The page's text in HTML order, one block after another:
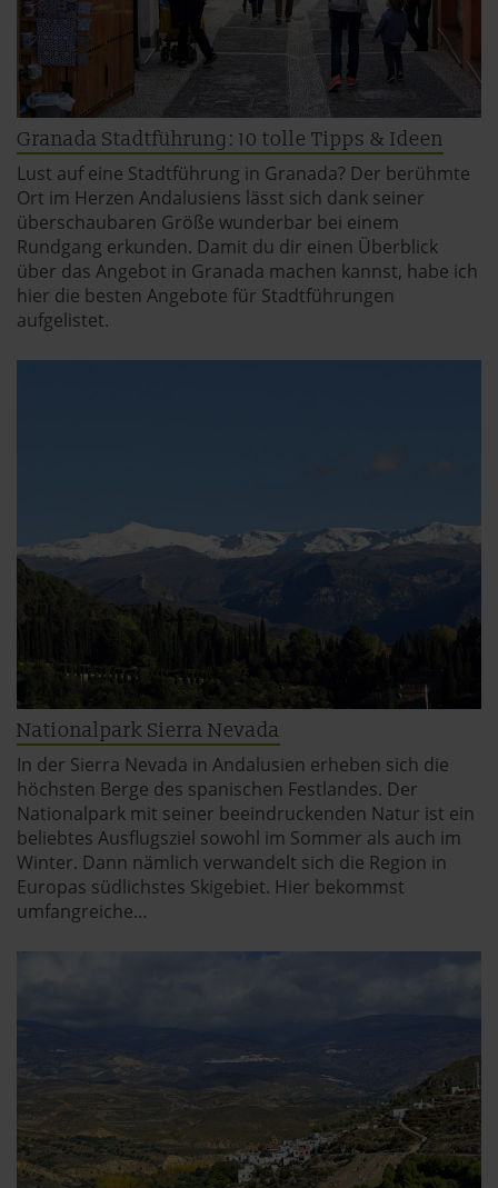
Granada Stadtführung: 10 tolle Tipps & Ideen
Lust auf eine Stadtführung in Granada? Der berühmte
Ort im Herzen Andalusiens lässt sich dank seiner
überschaubaren Größe wunderbar bei einem
Rundgang erkunden. Damit du dir einen Überblick
über das Angebot in Granada machen kannst, habe ich
hier die besten Angebote für Stadtführungen
aufgelistet.
Nationalpark Sierra Nevada
In der Sierra Nevada in Andalusien erheben sich die
höchsten Berge des spanischen Festlandes. Der
Nationalpark mit seiner beeindruckenden Natur ist ein
beliebtes Ausflugsziel sowohl im Sommer als auch im
Winter. Dann nämlich verwandelt sich die Region in
Europas südlichstes Skigebiet. Hier bekommst
umfangreiche…